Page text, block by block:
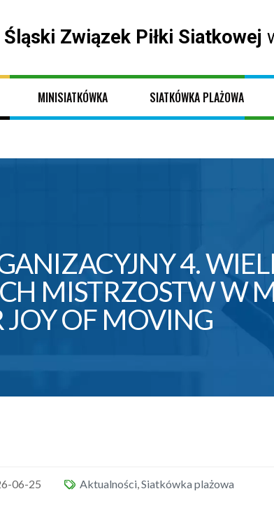
Śląski Związek Piłki Siatkowej
MINISIATKÓWKA SIATKÓWKA PLAŻOWA
4.
MISTRZOSTW W
JOY OF MOVING
06-25 Aktualności ,Siatkówka plażowa